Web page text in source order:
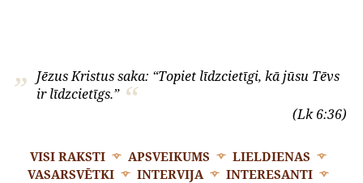
Jēzus Kristus saka: “Topiet līdzcietīgi, kā jūsu Tēvs
ir līdzcietīgs.”
(Lk 6:36)
VISI RAKSTI APSVEIKUMS
LIELDIENAS
VASARSVĒTKI
INTERVIJA
INTERESANTI